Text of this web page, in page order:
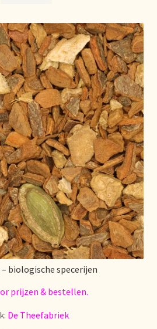
stocks
– biologische specerijen
prijzen & bestellen.
De Theefabriek